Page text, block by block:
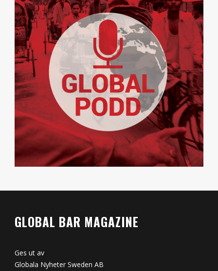
GLOBAL BAR MAGAZINE
Ges ut av
Globala Nyheter Sweden AB